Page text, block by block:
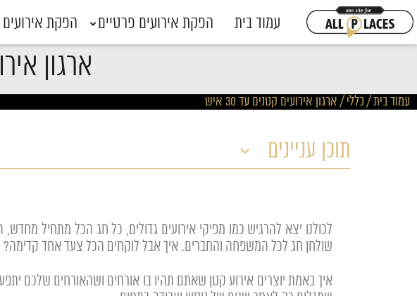
עמוד בית הפקת אירועים פרטיים הפקת
ארגון
עמוד בית/כללי/ארגון אירועים קטנים עד 30 איש
תוכן עניינים
לכולנו יצא להרגיש כמו מפיקי אירועים גדולים, כל חג הכל מתחיל מחדש,
שולחן חג לכל המשפחה והחברים. איך אבל לוקחים הכל צעד אחד קדימה?
איך באמת יוצרים אירוע קטן שאתם תהיו בו אורחים ושהאורחים שלכם